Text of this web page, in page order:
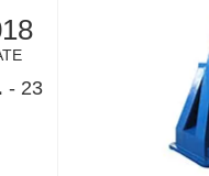
- 23